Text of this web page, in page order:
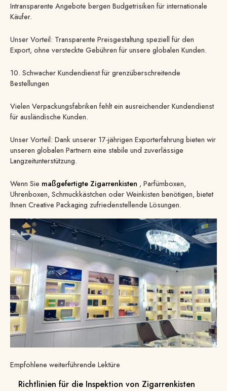
Intransparente Angebote bergen Budgetrisiken für internationale
Käufer.
Unser Vorteil: Transparente Preisgestaltung speziell für den
Export, ohne versteckte Gebühren für unsere globalen Kunden.
10. Schwacher Kundendienst für grenzüberschreitende
Bestellungen
Vielen Verpackungsfabriken fehlt ein ausreichender Kundendienst
für ausländische Kunden.
Unser Vorteil: Dank unserer 17-jährigen Exporterfahrung bieten wir
unseren globalen Partnern eine stabile und zuverlässige
Langzeitunterstützung.
Wenn Sie maßgefertigte Zigarrenkisten , Parfümboxen,
Uhrenboxen, Schmuckkästchen oder Weinkisten benötigen, bietet
Ihnen Creative Packaging zufriedenstellende Lösungen.
Empfohlene weiterführende Lektüre
Richtlinien für die Inspektion von Zigarrenkisten